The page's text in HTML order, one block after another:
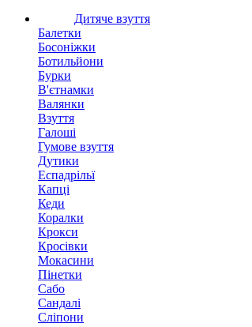
Дитяче взуття
Балетки
Босоніжки
Ботильйони
Бурки
В'єтнамки
Валянки
Взуття
Галоші
Гумове взуття
Дутики
Еспадрільї
Капці
Кеди
Коралки
Крокси
Кросівки
Мокасини
Пінетки
Сабо
Сандалі
Сліпони